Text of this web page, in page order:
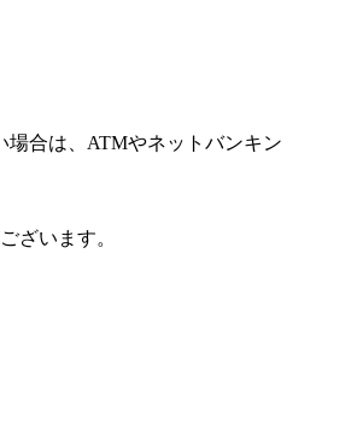
合は、ATMやネットバンキン
ざいます。